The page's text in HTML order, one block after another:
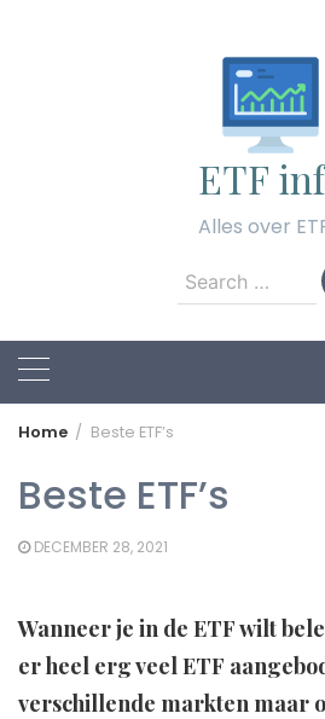
ETF
Alles over
Search
for:
Home Beste ETF’s
Beste ETF’s
DECEMBER 28, 2021
Wanneer je in de ETF wilt
er heel erg veel ETF
verschillende markten maar